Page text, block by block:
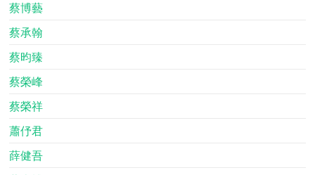
蔡博藝
蔡承翰
蔡昀臻
蔡榮峰
蔡榮祥
蕭伃君
薛健吾